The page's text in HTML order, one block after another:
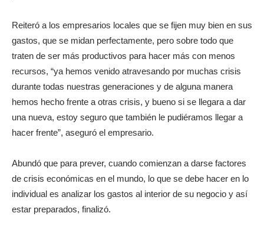
Reiteró a los empresarios locales que se fijen muy bien en sus
gastos, que se midan perfectamente, pero sobre todo que
traten de ser más productivos para hacer más con menos
recursos, “ya hemos venido atravesando por muchas crisis
durante todas nuestras generaciones y de alguna manera
hemos hecho frente a otras crisis, y bueno si se llegara a dar
una nueva, estoy seguro que también le pudiéramos llegar a
hacer frente”, aseguró el empresario.
Abundó que para prever, cuando comienzan a darse factores
de crisis económicas en el mundo, lo que se debe hacer en lo
individual es analizar los gastos al interior de su negocio y así
estar preparados, finalizó.